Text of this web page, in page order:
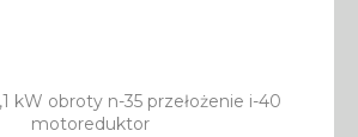
kW obroty n-35 przełożenie i-40
motoreduktor